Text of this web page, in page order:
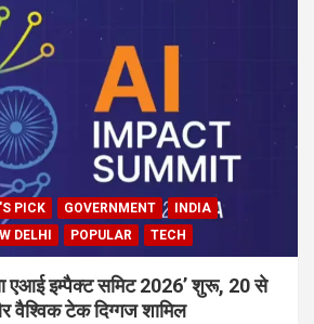
PICK GOVERNMENT
INDIA
DELHI POPULAR TECH
एआई इम्पैक्ट समिट 2026’ शुरू, 20 से
वैश्विक टेक दिग्गज शामिल